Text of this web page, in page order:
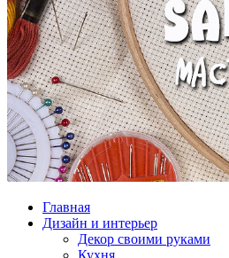
Главная
Дизайн и интерьер
Декор своими руками
Кухня